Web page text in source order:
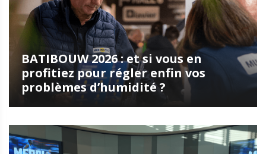
BATIBOUW 2026 : et si vous en
profitiez pour régler enfin vos
problèmes d’humidité ?